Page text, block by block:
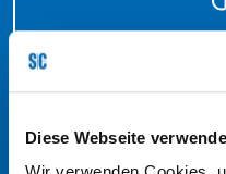
Diese Webseite